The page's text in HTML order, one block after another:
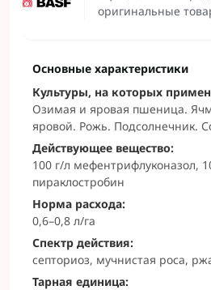
оригинальные
Основные характеристики
Культуры, на которых
Озимая и яровая пшеница.
яровой. Рожь. Подсолнечник.
Действующее вещество:
100 г/л мефентрифлуконазол,
пираклостробин
Норма расхода:
0,6–0,8 л/га
Спектр действия:
септориоз, мучнистая роса,
Тарная единица: